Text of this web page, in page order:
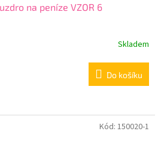
na peníze VZOR 6
Skladem
Do košíku
Kód: 150020-1